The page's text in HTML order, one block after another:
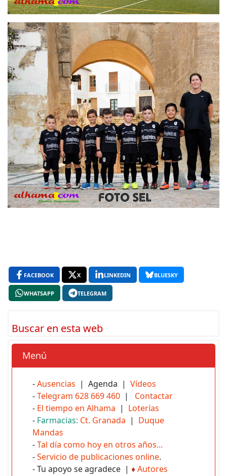
FACEBOOK X LINKEDIN BLUESKY
WHATSAPP TELEGRAM
Buscar en esta web
Menú
-Ausencias | Agenda | Vídeos
-Telegram 628 669 460 | Contactar
- El tiempo en Alhama | Loterías
- Farmacias: Ct. Granada | Duque
Mandas
-Tal día como hoy en otros años...
-Servicio de publicaciones online.
- Tu apoyo se agradece | ♦Autores